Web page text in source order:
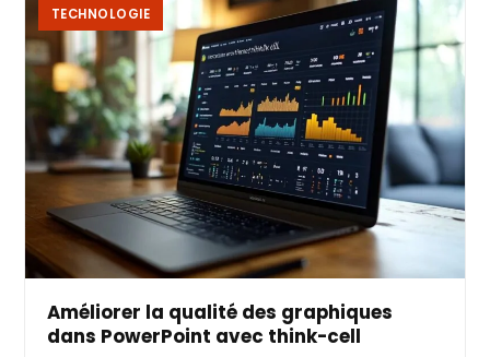
TECHNOLOGIE
Améliorer la qualité des graphiques
dans PowerPoint avec think-cell